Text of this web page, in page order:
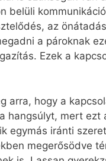
belüli
az
a pároknak
Ezek a
arra, hogy a
hangsúlyt, mert ezt
egymás iránti
megerősödve